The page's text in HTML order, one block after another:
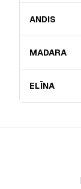
ANDIS
MADARA
ELĪNA